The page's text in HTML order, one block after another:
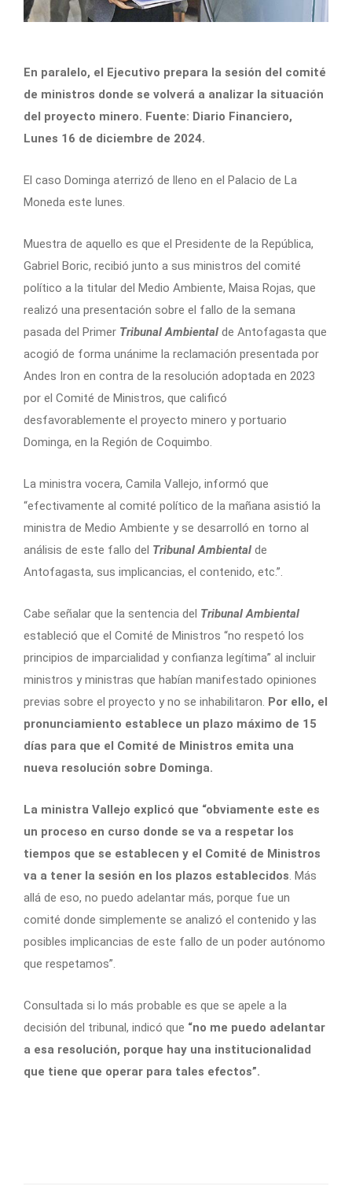
En paralelo, el Ejecutivo prepara la sesión del comité
de ministros donde se volverá a analizar la situación
del proyecto minero. Fuente: Diario Financiero,
Lunes 16 de diciembre de 2024.
El caso Dominga aterrizó de lleno en el Palacio de La
Moneda este lunes.
Muestra de aquello es que el Presidente de la República,
Gabriel Boric, recibió junto a sus ministros del comité
político a la titular del Medio Ambiente, Maisa Rojas, que
realizó una presentación sobre el fallo de la semana
pasada del Primer Tribunal Ambiental de Antofagasta que
acogió de forma unánime la reclamación presentada por
Andes Iron en contra de la resolución adoptada en 2023
por el Comité de Ministros, que calificó
desfavorablemente el proyecto minero y portuario
Dominga, en la Región de Coquimbo.
La ministra vocera, Camila Vallejo, informó que
“efectivamente al comité político de la mañana asistió la
ministra de Medio Ambiente y se desarrolló en torno al
análisis de este fallo del Tribunal Ambiental de
Antofagasta, sus implicancias, el contenido, etc.”.
Cabe señalar que la sentencia del Tribunal Ambiental
estableció que el Comité de Ministros “no respetó los
principios de imparcialidad y confianza legítima” al incluir
ministros y ministras que habían manifestado opiniones
previas sobre el proyecto y no se inhabilitaron. Por ello, el
pronunciamiento establece un plazo máximo de 15
días para que el Comité de Ministros emita una
nueva resolución sobre Dominga.
La ministra Vallejo explicó que “obviamente este es
un proceso en curso donde se va a respetar los
tiempos que se establecen y el Comité de Ministros
va a tener la sesión en los plazos establecidos. Más
allá de eso, no puedo adelantar más, porque fue un
comité donde simplemente se analizó el contenido y las
posibles implicancias de este fallo de un poder autónomo
que respetamos”.
Consultada si lo más probable es que se apele a la
decisión del tribunal, indicó que “no me puedo adelantar
a esa resolución, porque hay una institucionalidad
que tiene que operar para tales efectos”.